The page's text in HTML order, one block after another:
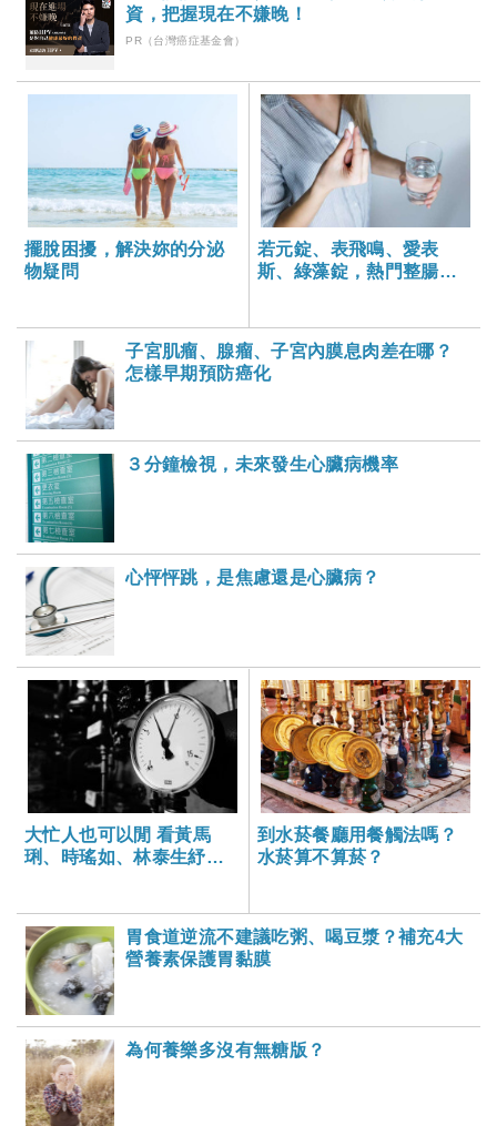
資，把握現在不嫌晚！
PR（台灣癌症基金會）
擺脫困擾，解決妳的分泌
物疑問
若元錠、表飛鳴、愛表
斯、綠藻錠，熱門整腸保
子宮肌瘤、腺瘤、子宮內膜息肉差在哪？
怎樣早期預防癌化
３分鐘檢視，未來發生心臟病機率
心怦怦跳，是焦慮還是心臟病？
大忙人也可以閒 看黃馬
琍、時瑤如、林泰生紓壓
到水菸餐廳用餐觸法嗎？
水菸算不算菸？
胃食道逆流不建議吃粥、喝豆漿？補充4大
營養素保護胃黏膜
為何養樂多沒有無糖版？